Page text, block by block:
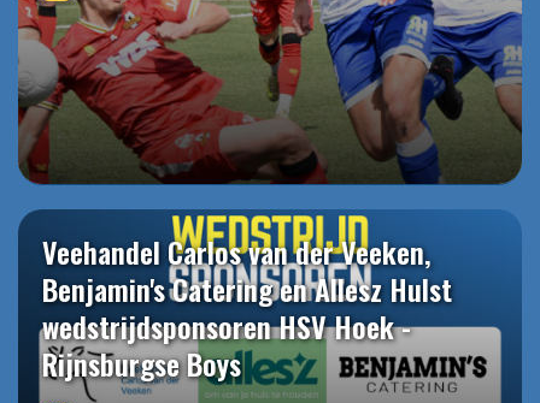
Veehandel Carlos van der Veeken,
Benjamin's Catering en Allesz Hulst
wedstrijdsponsoren HSV Hoek -
Rijnsburgse Boys